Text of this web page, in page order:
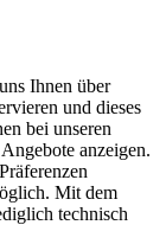
Ihnen über
und dieses
bei unseren
anzeigen.
Mit dem
technisch